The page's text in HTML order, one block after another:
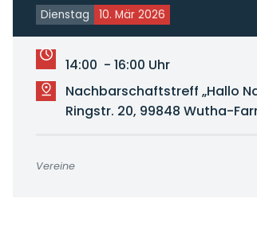
Dienstag 10. Mär 2026
14:00 - 16:00 Uhr
Nachbarschaftstreff „Hallo
Ringstr. 20, 99848 Wutha-
Vereine